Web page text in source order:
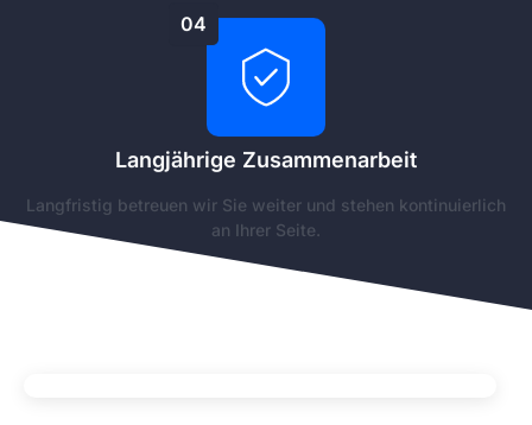
04
Langjährige Zusammenarbeit
Langfristig betreuen wir Sie weiter und stehen kontinuierlich
an Ihrer Seite.